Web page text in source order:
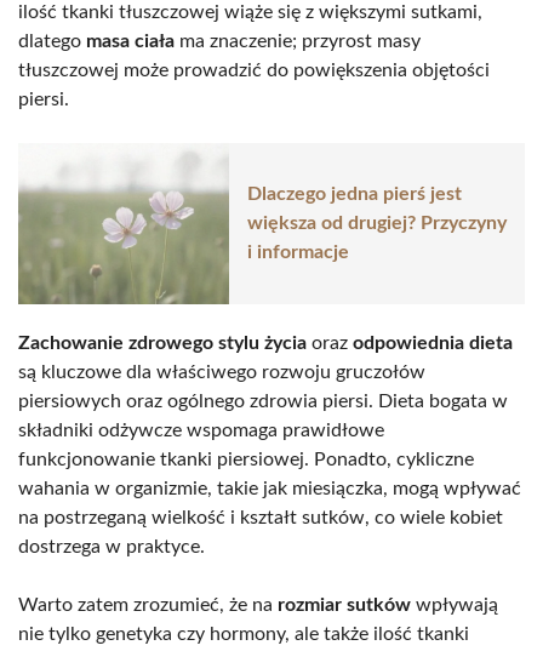
ilość tkanki tłuszczowej wiąże się z większymi sutkami,
dlatego masa ciała ma znaczenie; przyrost masy
tłuszczowej może prowadzić do powiększenia objętości
piersi.
Dlaczego jedna pierś jest
większa od drugiej? Przyczyny
i informacje
Zachowanie zdrowego stylu życia oraz odpowiednia dieta
są kluczowe dla właściwego rozwoju gruczołów
piersiowych oraz ogólnego zdrowia piersi. Dieta bogata w
składniki odżywcze wspomaga prawidłowe
funkcjonowanie tkanki piersiowej. Ponadto, cykliczne
wahania w organizmie, takie jak miesiączka, mogą wpływać
na postrzeganą wielkość i kształt sutków, co wiele kobiet
dostrzega w praktyce.
Warto zatem zrozumieć, że na rozmiar sutków wpływają
nie tylko genetyka czy hormony, ale także ilość tkanki